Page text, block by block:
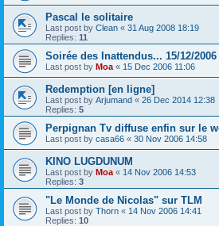
Pascal le solitaire
Last post by Clean « 31 Aug 2008 18:19
Replies: 11
Soirée des Inattendus... 15/12/2006
Last post by Moa « 15 Dec 2006 11:06
Redemption [en ligne]
Last post by Arjumand « 26 Dec 2014 12:38
Replies: 5
Perpignan Tv diffuse enfin sur le
Last post by casa66 « 30 Nov 2006 14:58
KINO LUGDUNUM
Last post by Moa « 14 Nov 2006 14:53
Replies: 3
"Le Monde de Nicolas" sur TLM
Last post by Thorn « 14 Nov 2006 14:41
Replies: 10